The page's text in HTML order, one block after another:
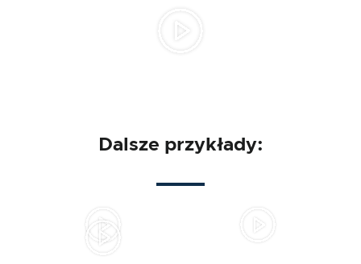
Dalsze przykłady: